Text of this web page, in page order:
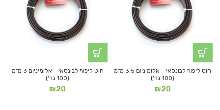
חוט ליפוף לבונסאי – אלומיניום 3.5 מ"מ
(100 גר')
₪20
חוט ליפוף לבונסאי – אלומיניום 3 מ"מ
(100 גר')
₪20